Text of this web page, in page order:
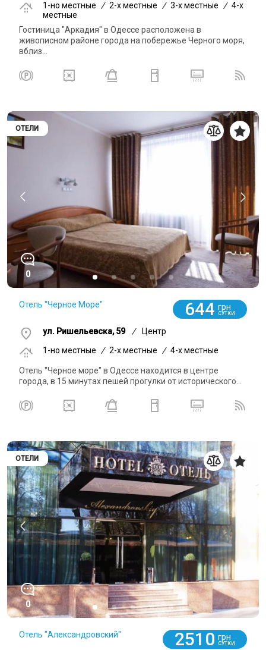
1-но местные / 2-x местные / 3-x местные / 4-x
местные
Гостиница "Аркадия" в Одессе расположена в
живописном районе города на побережье Черного моря,
вблиз...
ОТЕЛИ
0
Отель "Черное Море" 644 грн
СУТКИ
ул. Ришельевска, 59 /
Центр
1-но местные
/ 2-x местные / 4-x местные
Отель "Черное море" в Одессе находится в центре
города, в 15 минутах пешей прогулки от исторического...
ОТЕЛИ
0
Отель "Александровский" 2510 грн
СУТКИ